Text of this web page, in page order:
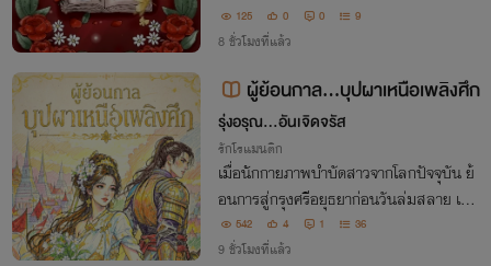
ที่เธอคิดหรอกนะ”
125 0 0 9
8 ชั่วโมงที่แล้ว
ผู้ย้อนกาล…บุปผาเหนือเพลิงศึก
รุ่งอรุณ…อันเจิดจรัส
รักโรแมนติก
เมื่อนักกายภาพบำบัดสาวจากโลกปัจจุบัน ย้
อนการสู่กรุงศรีอยุธยาก่อนวันล่มสลาย เธอ
รู้อนาคต… แต่ไม่อาจเปลี่ยนแปลงชะตาแผ่น
ดิน สิ่งเดียวที่ทำได้คือ ปกป้องครอบครัวและ
542 4 1 36
9 ชั่วโมงที่แล้ว